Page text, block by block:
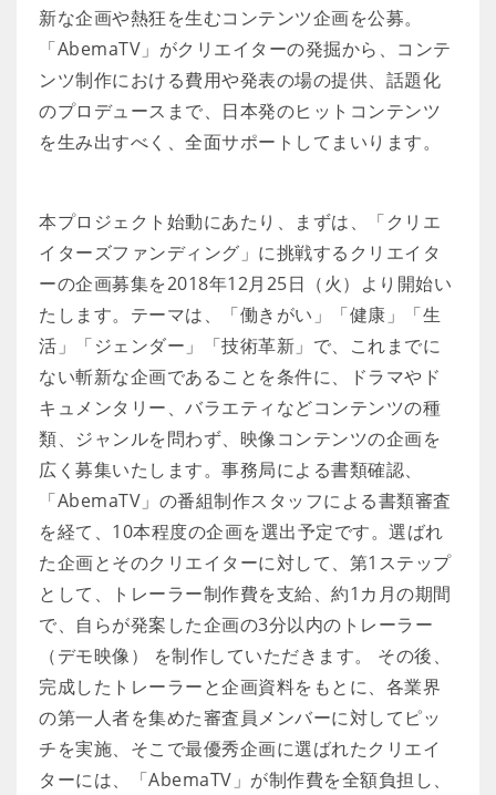
新な企画や熱狂を生むコンテンツ企画を公募。
「AbemaTV」がクリエイターの発掘から、コンテ
ンツ制作における費用や発表の場の提供、話題化
のプロデュースまで、日本発のヒットコンテンツ
を生み出すべく、全面サポートしてまいります。
本プロジェクト始動にあたり、まずは、「クリエ
イターズファンディング」に挑戦するクリエイタ
ーの企画募集を2018年12月25日（火）より開始い
たします。テーマは、「働きがい」「健康」「生
活」「ジェンダー」「技術革新」で、これまでに
ない斬新な企画であることを条件に、ドラマやド
キュメンタリー、バラエティなどコンテンツの種
類、ジャンルを問わず、映像コンテンツの企画を
広く募集いたします。事務局による書類確認、
「AbemaTV」の番組制作スタッフによる書類審査
を経て、10本程度の企画を選出予定です。選ばれ
た企画とそのクリエイターに対して、第1ステップ
として、トレーラー制作費を支給、約1カ月の期間
で、自らが発案した企画の3分以内のトレーラー
（デモ映像） を制作していただきます。 その後、
完成したトレーラーと企画資料をもとに、各業界
の第一人者を集めた審査員メンバーに対してピッ
チを実施、そこで最優秀企画に選ばれたクリエイ
ターには、「AbemaTV」が制作費を全額負担し、